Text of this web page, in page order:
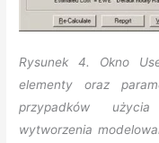
Rysunek 4. Okno
elementy oraz
przypadków
wytworzenia